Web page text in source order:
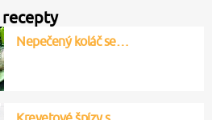
recepty
Nepečený koláč se…